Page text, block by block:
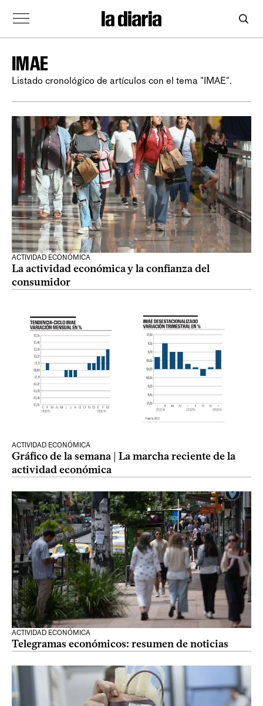
IMAE
Listado cronológico de artículos con el tema "IMAE".
ACTIVIDAD ECONÓMICA
La actividad económica y la confianza del
consumidor
ACTIVIDAD ECONÓMICA
Gráfico de la semana | La marcha reciente de la
actividad económica
ACTIVIDAD ECONÓMICA
Telegramas económicos: resumen de noticias